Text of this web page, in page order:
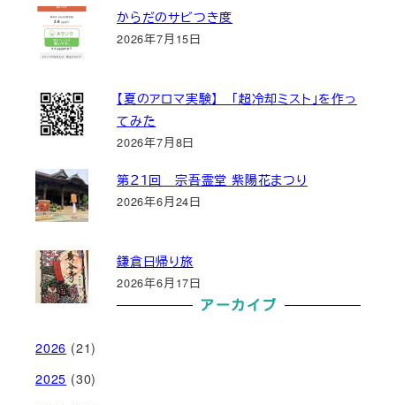
からだのサビつき度
2026年7月15日
【夏のアロマ実験】 「超冷却ミスト」を作っ
てみた
2026年7月8日
第２１回 宗吾霊堂 紫陽花まつり
2026年6月24日
鎌倉日帰り旅
2026年6月17日
アーカイブ
2026 (21)
2025 (30)